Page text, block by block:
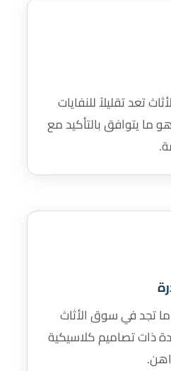
تعد تقليلاً للنفايات
ما يتوافق بالتأكيد مع
ما تجد في سوق الأثاث
ذات تصاميم كلاسيكية